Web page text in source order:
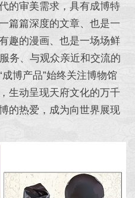
的审美需求，具有成博特
篇篇深度的文章、也是一
趣的漫画、也是一场场鲜
务、与观众亲近和交流的
博产品”始终关注博物馆
生动呈现天府文化的万千
的热爱，成为向世界展现